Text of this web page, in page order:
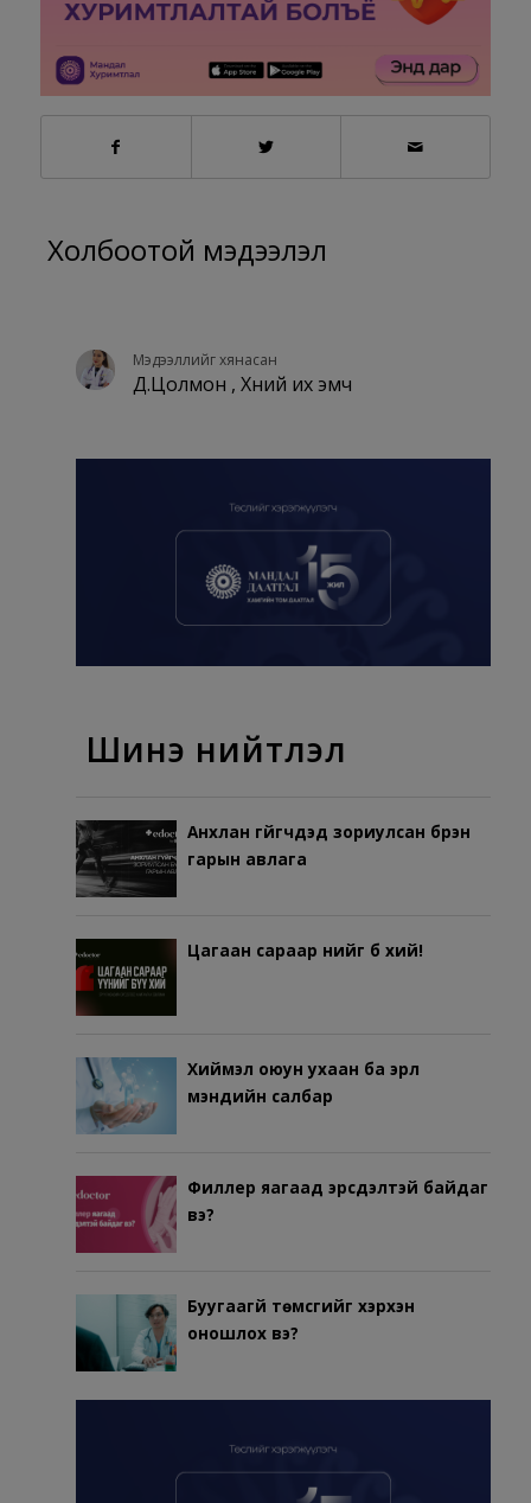
Холбоотой мэдээлэл
Мэдээллийг хянасан
Д.Цолмон , Хүний их эмч
Шинэ нийтлэл
Анхлан гүйгчдэд зориулсан бүрэн
гарын авлага
Цагаан сараар үүнийг бүү хий!
Хиймэл оюун ухаан ба эрүүл
мэндийн салбар
Филлер яагаад эрсдэлтэй байдаг
вэ?
Буугаагүй төмсгийг хэрхэн
оношлох вэ?